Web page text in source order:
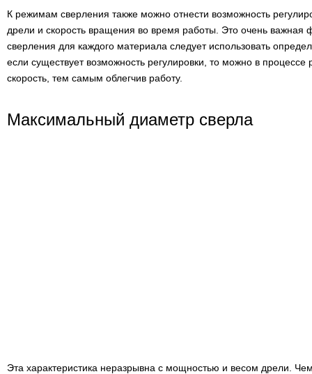
К режимам сверления также можно отнести возможность
дрели и скорость вращения во время работы. Это очень важная
сверления для каждого материала следует использовать
если существует возможность регулировки, то можно в
скорость, тем самым облегчив работу.
Максимальный диаметр сверла
Эта характеристика неразрывна с мощностью и весом дрели.